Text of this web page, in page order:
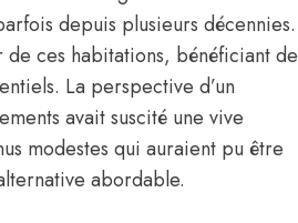
depuis plusieurs décennies.
de ces habitations, bénéficiant de
La perspective d’un
avait suscité une vive
modestes qui auraient pu être
abordable.